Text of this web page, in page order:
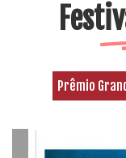
Prêmio